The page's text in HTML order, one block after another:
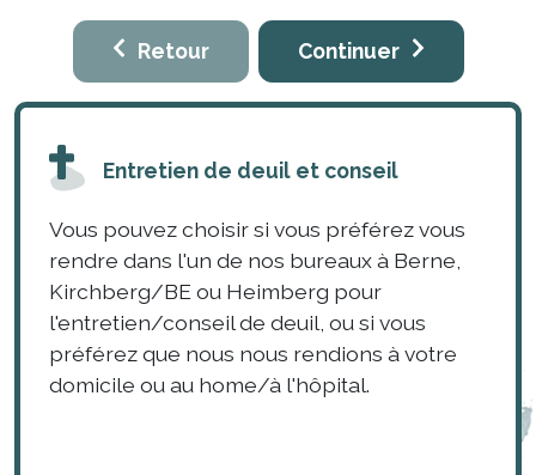
Retour Continuer
Entretien de deuil et conseil
Vous pouvez choisir si vous préférez vous
rendre dans l'un de nos bureaux à Berne,
Kirchberg/BE ou Heimberg pour
l'entretien/conseil de deuil, ou si vous
préférez que nous nous rendions à votre
domicile ou au home/à l'hôpital.